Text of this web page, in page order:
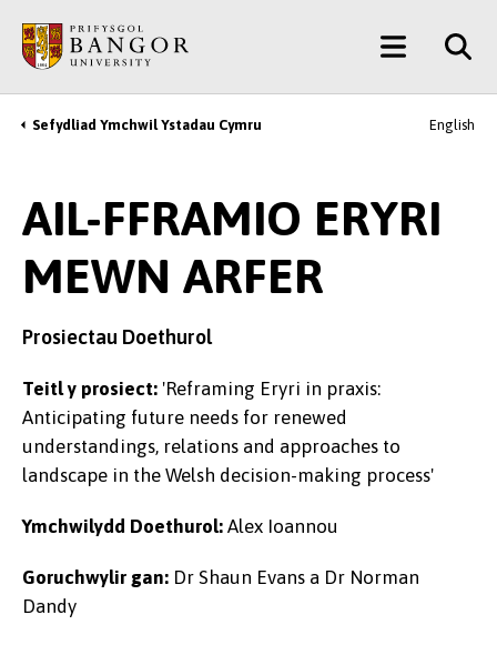
Prif
Gynnwys
Main
Menu
Breadcrumb
Sefydliad Ymchwil Ystadau Cymru English
AIL-FFRAMIO ERYRI
MEWN ARFER
Prosiectau Doethurol
Teitl y prosiect: 'Reframing Eryri in praxis:
Anticipating future needs for renewed
understandings, relations and approaches to
landscape in the Welsh decision-making process'
Ymchwilydd Doethurol: Alex Ioannou
Goruchwylir gan: Dr Shaun Evans a Dr Norman
Dandy